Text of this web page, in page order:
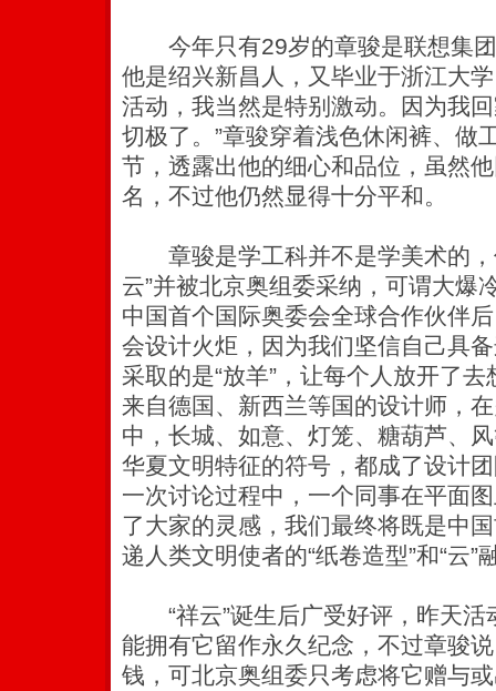
今年只有29岁的章骏是联想集团
他是绍兴新昌人，又毕业于浙江大
活动，我当然是特别激动。因为我
切极了。”章骏穿着浅色休闲裤、做
节，透露出他的细心和品位，虽然
名，不过他仍然显得十分平和。
章骏是学工科并不是学美术的，
云”并被北京奥组委采纳，可谓大爆
中国首个国际奥委会全球合作伙伴
会设计火炬，因为我们坚信自己具
采取的是“放羊”，让每个人放开了
来自德国、新西兰等国的设计师，
中，长城、如意、灯笼、糖葫芦、
华夏文明特征的符号，都成了设计
一次讨论过程中，一个同事在平面
了大家的灵感，我们最终将既是中
递人类文明使者的“纸卷造型”和“云”
“祥云”诞生后广受好评，昨天活
能拥有它留作永久纪念，不过章骏
钱，可北京奥组委只考虑将它赠与